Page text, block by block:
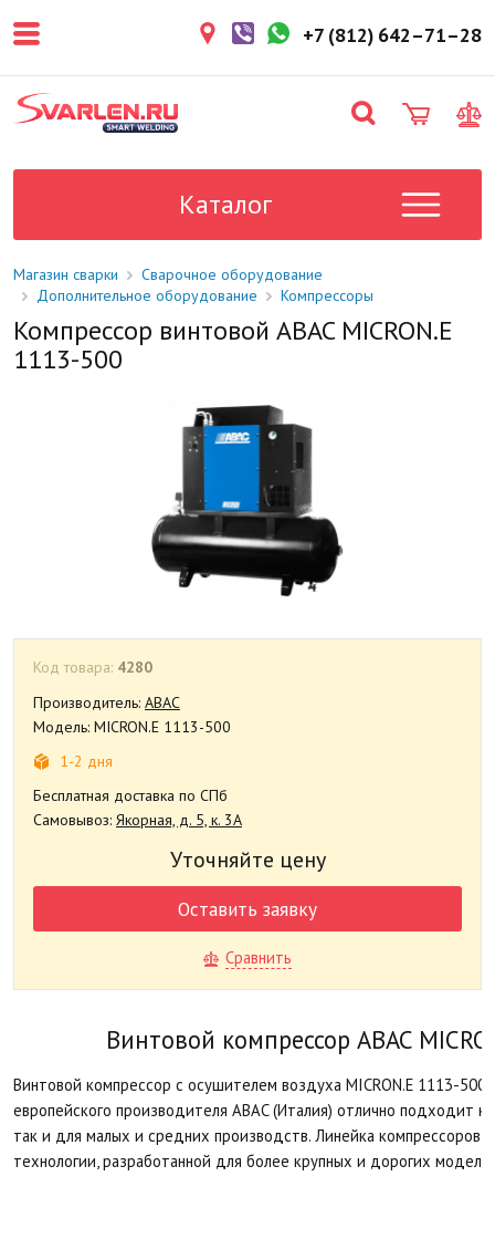
более 3 рабочих дней.
поставки в магазин: 1-2 рабочих
дня.
Данный товар отсутствует на
уточните у менеджера.
+7 (812) 642–71–28
Каталог
Магазин сварки
Сварочное оборудование
Дополнительное оборудование
Компрессоры
Компрессор винтовой ABAC MICRON.E
1113-500
Код товара: 4280
Производитель: ABAC
Модель: MICRON.E 1113-500
1-2 дня
Бесплатная доставка по СПб
Самовывоз: Якорная, д. 5, к. 3А
Уточняйте цену
Оставить заявку
Сравнить
Винтовой компрессор ABAC
Винтовой компрессор с осушителем воздуха MICRON.E 1113-
европейского производителя ABAC (Италия) отлично подходит
так и для малых и средних производств. Линейка компрессоров
технологии, разработанной для более крупных и дорогих